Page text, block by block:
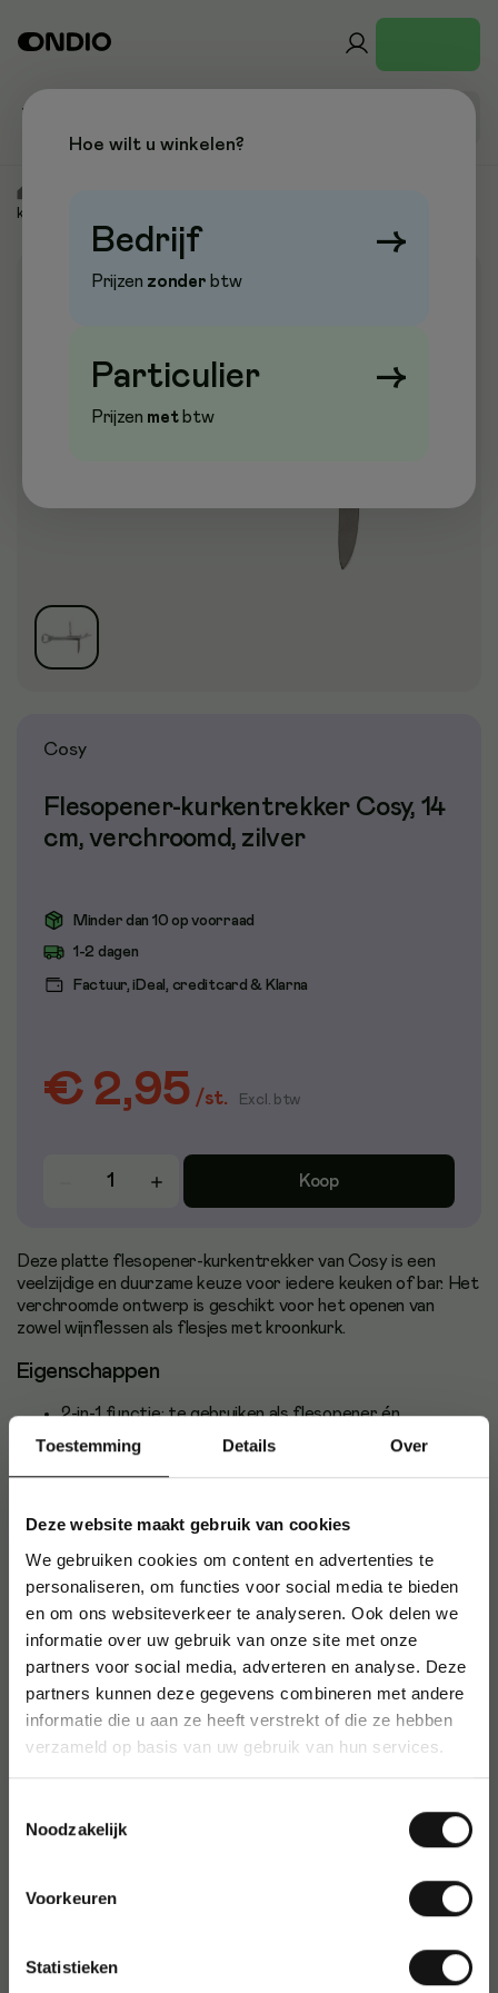
Toestemming Details Over
Deze website maakt gebruik van cookies
We gebruiken cookies om content en advertenties te
personaliseren, om functies voor social media te bieden
en om ons websiteverkeer te analyseren. Ook delen we
informatie over uw gebruik van onze site met onze
partners voor social media, adverteren en analyse. Deze
partners kunnen deze gegevens combineren met andere
informatie die u aan ze heeft verstrekt of die ze hebben
verzameld op basis van uw gebruik van hun services.
Noodzakelijk
Voorkeuren
Statistieken
keukenaccessoires
Aanbieding
Cosy
Flesopener-kurkentrekker Cosy, 14
cm, verchroomd, zilver
Minder dan 10 op voorraad
1-2 dagen
Factuur, iDeal, creditcard & Klarna
€ 2,95 /st. Excl. btw
Koop
Deze platte flesopener-kurkentrekker van Cosy is een
veelzijdige en duurzame keuze voor iedere keuken of bar. Het
verchroomde ontwerp is geschikt voor het openen van
zowel wijnflessen als flesjes met kroonkurk.
Eigenschappen
2-in-1 functie: te gebruiken als flesopener én
kurkentrekker
Lengte: 14 cm
Kleur: zilver
Gebruik en gebruikers
Ideaal voor thuisgebruik, op kantoor of bij horeca-
activiteiten. Praktisch hulpmiddel voor iedereen die
regelmatig flessen opent.
Over Cosy
Cosy staat bekend om degelijk en functioneel keukengerei
dat betrouwbaar en gebruiksvriendelijk is. Perfect voor
Artikelnummer
Hoe wilt u winkelen?
Bedrijf →
Prijzen zonder btw
Particulier →
Prijzen metbtw